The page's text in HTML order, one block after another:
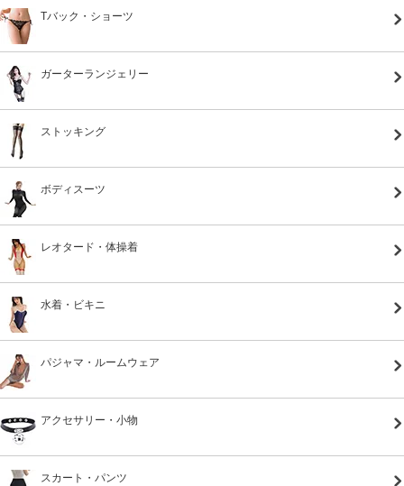
Tバック・ショーツ
ガーターランジェリー
ストッキング
ボディスーツ
レオタード・体操着
水着・ビキニ
パジャマ・ルームウェア
アクセサリー・小物
スカート・パンツ